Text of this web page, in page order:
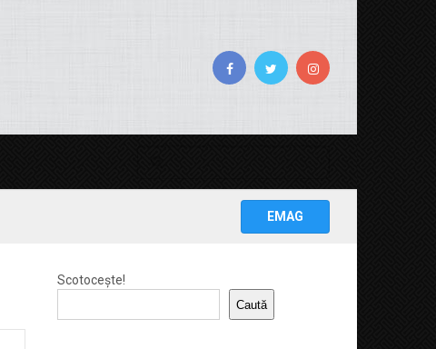
EMAG
Scotocește!
Caută